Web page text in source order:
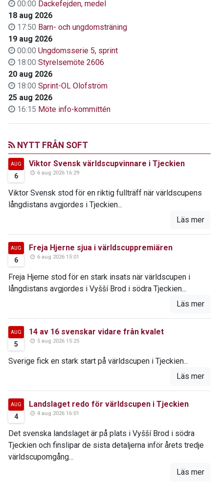
00:00 Dackefejden, medel
18 aug 2026
17:50 Barn- och ungdomsträning
19 aug 2026
00:00 Ungdomsserie 5, sprint
18:00 Styrelsemöte 2606
20 aug 2026
18:00 Sprint-OL Olofström
25 aug 2026
16:15 Möte info-kommittén
NYTT FRÅN SOFT
AUG
6
Viktor Svensk världscupvinnare i Tjeckien
6 aug 2026 16:29
Viktor Svensk stod för en riktig fullträff när världscupens
långdistans avgjordes i Tjeckien...
Läs mer
AUG
6
Freja Hjerne sjua i världscuppremiären
6 aug 2026 15:01
Freja Hjerne stod för en stark insats när världscupen i
långdistans avgjordes i Vyšší Brod i södra Tjeckien...
Läs mer
AUG
5
14 av 16 svenskar vidare från kvalet
5 aug 2026 15:25
Sverige fick en stark start på världscupen i Tjeckien...
Läs mer
AUG
4
Landslaget redo för världscupen i Tjeckien
4 aug 2026 16:01
Det svenska landslaget är på plats i Vyšší Brod i södra
Tjeckien och finslipar de sista detaljerna inför årets tredje
världscupomgång...
Läs mer